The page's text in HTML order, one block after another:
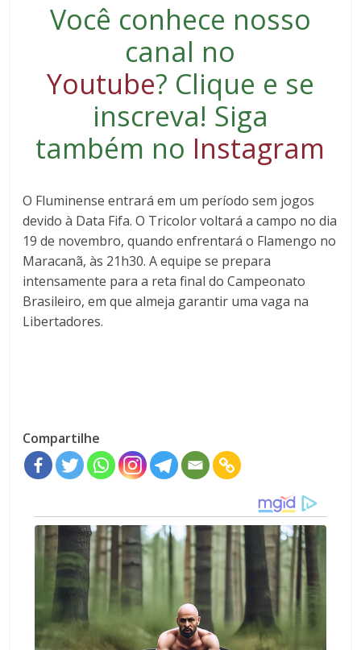
Você conhece nosso
canal no
Youtube? Clique e se
inscreva! Siga
também no Instagram
O Fluminense entrará em um período sem jogos
devido à Data Fifa. O Tricolor voltará a campo no dia
19 de novembro, quando enfrentará o Flamengo no
Maracanã, às 21h30. A equipe se prepara
intensamente para a reta final do Campeonato
Brasileiro, em que almeja garantir uma vaga na
Libertadores.
Compartilhe